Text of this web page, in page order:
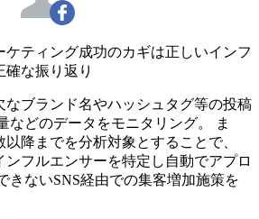
ケティング成功のカギは正しいインフ
確な振り返り
なブランド名やハッシュタグ等の投稿
などのデータをモニタリング。 ま
降までを分析対象とすることで、
フルエンサーを特定し自動でアプロ
きないSNS経由での集客増加施策を